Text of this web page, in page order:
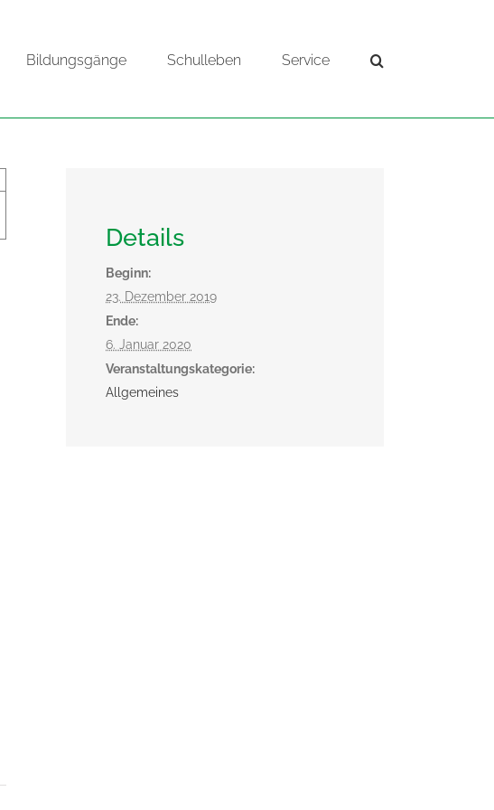
Bildungsgänge Schulleben Service
Details
Beginn:
23. Dezember 2019
Ende:
6. Januar 2020
Veranstaltungskategorie:
Allgemeines